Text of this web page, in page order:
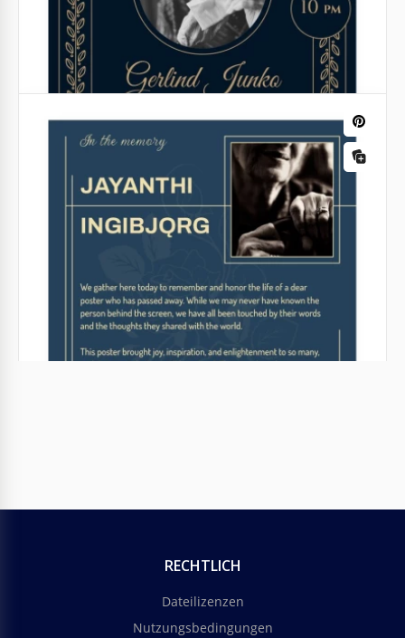
Schwarzweißer Trauerflyer
Unser kostenloser Black&White Trauerflyer-Vorlage
ist geeignet für persönliche Einladungen und
öffentliche Trauerankündigungen.
RECHTLICH
Dateilizenzen
Nutzungsbedingungen